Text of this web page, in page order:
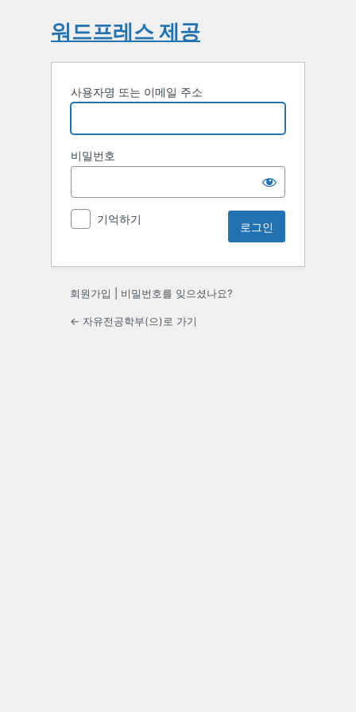
워드프레스 제공
사용자명 또는 이메일 주소
비밀번호
기억하기
회원가입 비밀번호를 잊으셨나요?
← 자유전공학부(으)로 가기